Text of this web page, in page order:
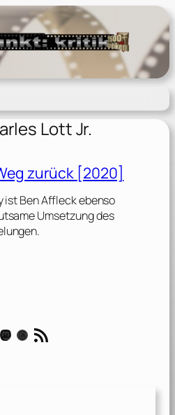
Lott Jr.
zurück [2020]
Ben Affleck ebenso
Umsetzung des
Mastodon Threads RSS-Feed